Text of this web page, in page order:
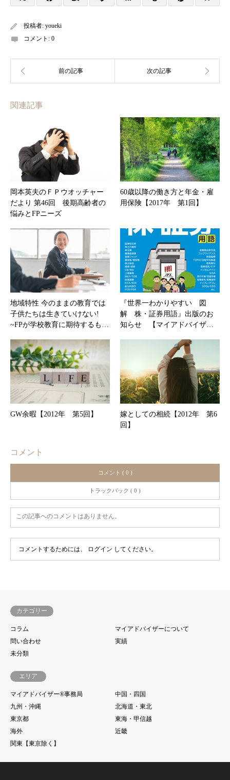
投稿者: youeki
コメント: 0
関連記事
岡本英夫のＦＰウオッチャー
だより 第46回 後期高齢者の
悩みとFPニーズ
60歳以降の働き方と年金・雇
用保険【2017年 第1回】
地域特性 今のままの教育では
子供たちは生きていけない!
~FPが学校教育に期待するも…
『世界一わかりやすい 図
解 株・証券用語』出版のお
知らせ 【マイアドバイザ…
GW余暇【2012年 第5回】
嫁としての相続【2012年 第6
回】
コメント
コメント ( 0 )
トラックバック ( 0 )
この記事へのコメントはありません。
コメントするためには、 ログイン してください。
カテゴリー
コラム
マイアドバイザーについて
問い合わせ
実績
未分類
エリア
マイアドバイザー®事務局
中国・四国
九州・沖縄
北海道・東北
東京都
東海・甲信越
海外
近畿
関東【東京除く】